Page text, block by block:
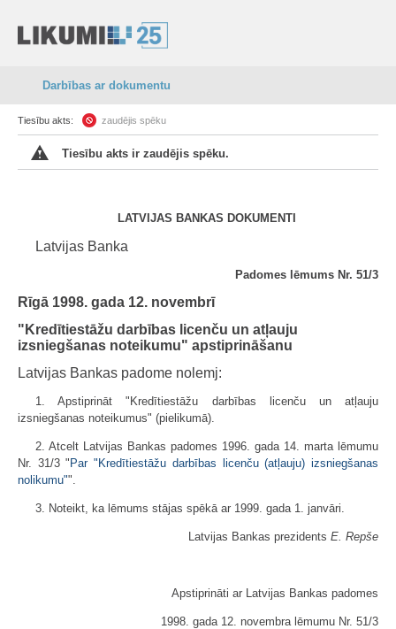
Darbības ar dokumentu
Tiesību akts: zaudējis spēku
Tiesību akts ir zaudējis spēku.
LATVIJAS BANKAS DOKUMENTI
Latvijas Banka
Padomes lēmums Nr. 51/3
Rīgā 1998. gada 12. novembrī
"Kredītiestāžu darbības licenču un atļauju
izsniegšanas noteikumu" apstiprināšanu
Latvijas Bankas padome nolemj:
1. Apstiprināt "Kredītiestāžu darbības licenču un atļauju
izsniegšanas noteikumus" (pielikumā).
2. Atcelt Latvijas Bankas padomes 1996. gada 14. marta lēmumu
Nr. 31/3 " Par "Kredītiestāžu darbības licenču (atļauju) izsniegšanas
nolikumu"".
3. Noteikt, ka lēmums stājas spēkā ar 1999. gada 1. janvāri.
Latvijas Bankas prezidents E. Repše
Apstiprināti ar Latvijas Bankas padomes
1998. gada 12. novembra lēmumu Nr. 51/3